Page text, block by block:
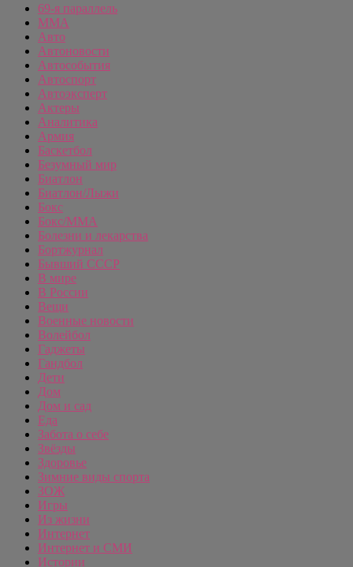
69-я параллель
MMA
Авто
Автоновости
Автособытия
Автоспорт
Автоэксперт
Актеры
Аналитика
Армия
Баскетбол
Безумный мир
Биатлон
Биатлон/Лыжи
Бокс
Бокс/MMA
Болезни и лекарства
Бортжурнал
Бывший СССР
В мире
В России
Вещи
Военные новости
Волейбол
Гаджеты
Гандбол
Дети
Дом
Дом и сад
Еда
Забота о себе
Звёзды
Здоровье
Зимние виды спорта
ЗОЖ
Игры
Из жизни
Интернет
Интернет и СМИ
Истории